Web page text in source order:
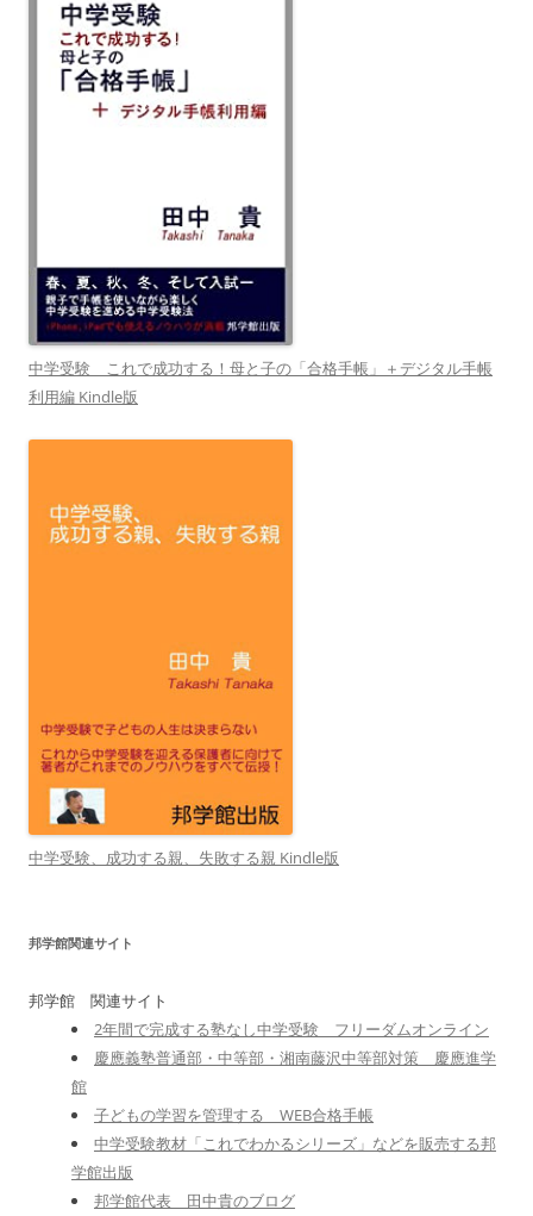
中学受験 これで成功する！母と子の「合格手帳」＋デジタル手帳
利用編 Kindle版
中学受験、成功する親、失敗する親 Kindle版
邦学館関連サイト
邦学館 関連サイト
2年間で完成する塾なし中学受験 フリーダムオンライン
慶應義塾普通部・中等部・湘南藤沢中等部対策 慶應進学
館
子どもの学習を管理する WEB合格手帳
中学受験教材「これでわかるシリーズ」などを販売する邦
学館出版
邦学館代表 田中貴のブログ